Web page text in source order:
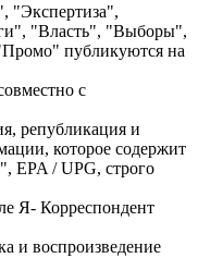
"Экспертиза",
"Власть", "Выборы",
публикуются на
с
републикация и
которое содержит
EPA / UPG, строго
Я- Корреспондент
и воспроизведение